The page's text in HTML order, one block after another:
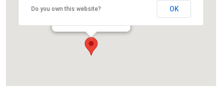
Institut d’Estudis Catalans
Carrer del Carme, 47
Do you own this website? OK